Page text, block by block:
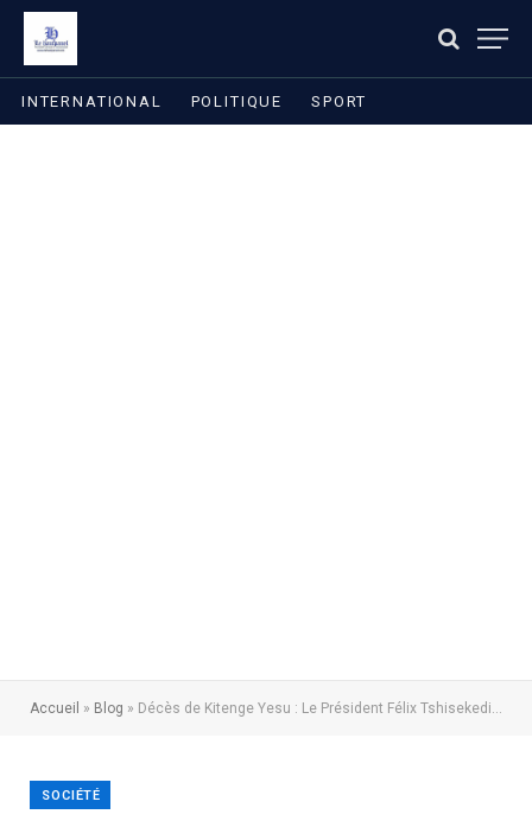
INTERNATIONAL POLITIQUE SPORT
Accueil » Blog » Décès de Kitenge Yesu : Le Président Félix Tshisekedi parle d’une « grande perte pour le pays »
SOCIÉTÉ